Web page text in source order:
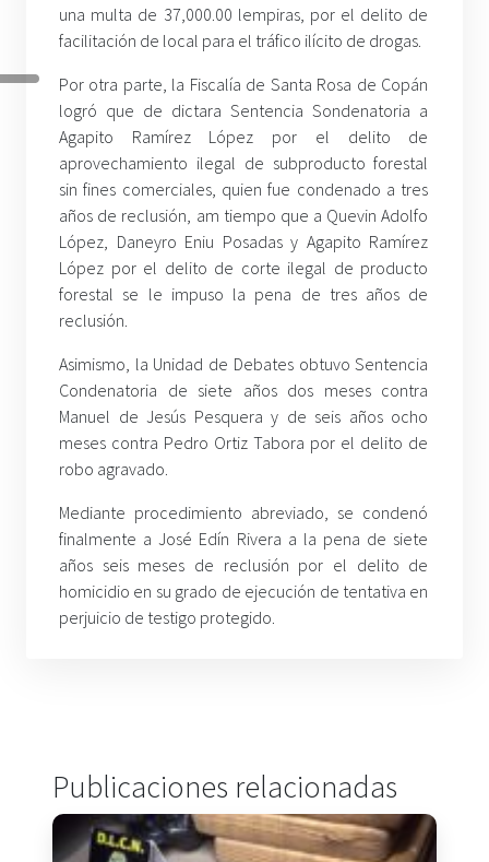
una multa de 37,000.00 lempiras, por el delito de
facilitación de local para el tráfico ilícito de drogas.
Por otra parte, la Fiscalía de Santa Rosa de Copán
logró que de dictara Sentencia Sondenatoria a
Agapito Ramírez López por el delito de
aprovechamiento ilegal de subproducto forestal
sin fines comerciales, quien fue condenado a tres
años de reclusión, am tiempo que a Quevin Adolfo
López, Daneyro Eniu Posadas y Agapito Ramírez
López por el delito de corte ilegal de producto
forestal se le impuso la pena de tres años de
reclusión.
Asimismo, la Unidad de Debates obtuvo Sentencia
Condenatoria de siete años dos meses contra
Manuel de Jesús Pesquera y de seis años ocho
meses contra Pedro Ortiz Tabora por el delito de
robo agravado.
Mediante procedimiento abreviado, se condenó
finalmente a José Edín Rivera a la pena de siete
años seis meses de reclusión por el delito de
homicidio en su grado de ejecución de tentativa en
perjuicio de testigo protegido.
Publicaciones relacionadas